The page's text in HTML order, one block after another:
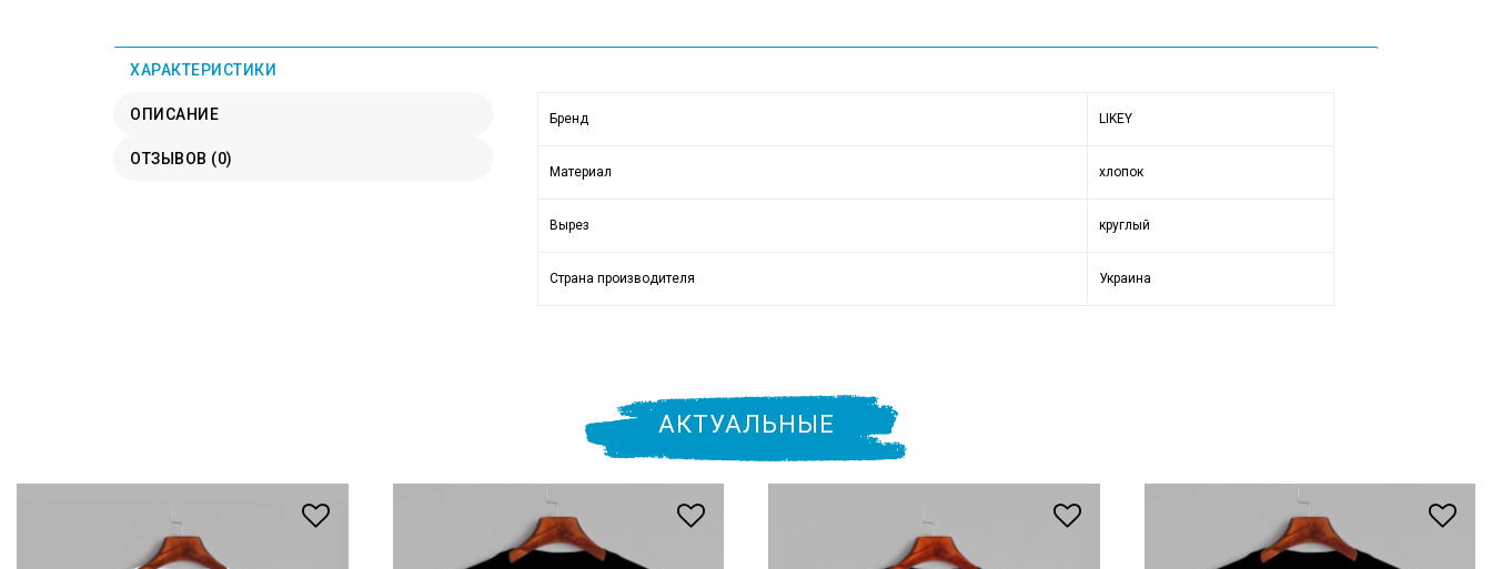
ХАРАКТЕРИСТИКИ
ОПИСАНИЕ
ОТЗЫВОВ (0)
Бренд LIKEY
Материал хлопок
Вырез круглый
Страна производителя Украина
АКТУАЛЬНЫЕ